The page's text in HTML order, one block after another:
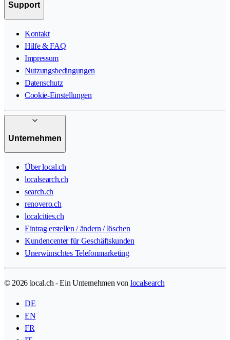
Support
Kontakt
Hilfe & FAQ
Impressum
Nutzungsbedingungen
Datenschutz
Cookie-Einstellungen
Unternehmen
Über local.ch
localsearch.ch
search.ch
renovero.ch
localcities.ch
Eintrag erstellen / ändern / löschen
Kundencenter für Geschäftskunden
Unerwünschtes Telefonmarketing
© 2026 local.ch - Ein Unternehmen von localsearch
DE
EN
FR